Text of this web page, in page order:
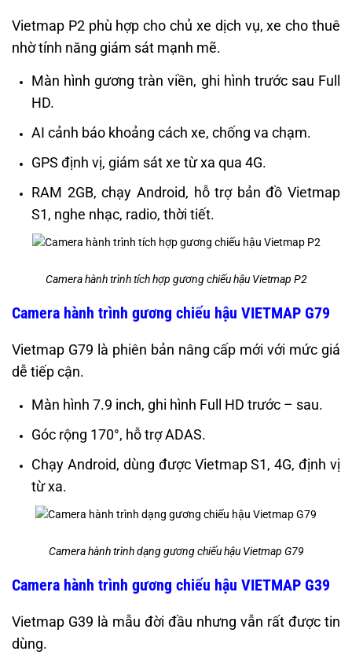
Vietmap P2 phù hợp cho chủ xe dịch vụ, xe cho thuê
nhờ tính năng giám sát mạnh mẽ.
Màn hình gương tràn viền, ghi hình trước sau Full
HD.
AI cảnh báo khoảng cách xe, chống va chạm.
GPS định vị, giám sát xe từ xa qua 4G.
RAM 2GB, chạy Android, hỗ trợ bản đồ Vietmap
S1, nghe nhạc, radio, thời tiết.
Camera hành trình tích hợp gương chiếu hậu Vietmap P2
Camera hành trình gương chiếu hậu VIETMAP G79
Vietmap G79 là phiên bản nâng cấp mới với mức giá
dễ tiếp cận.
Màn hình 7.9 inch, ghi hình Full HD trước – sau.
Góc rộng 170°, hỗ trợ ADAS.
Chạy Android, dùng được Vietmap S1, 4G, định vị
từ xa.
Camera hành trình dạng gương chiếu hậu Vietmap G79
Camera hành trình gương chiếu hậu VIETMAP G39
Vietmap G39 là mẫu đời đầu nhưng vẫn rất được tin
dùng.